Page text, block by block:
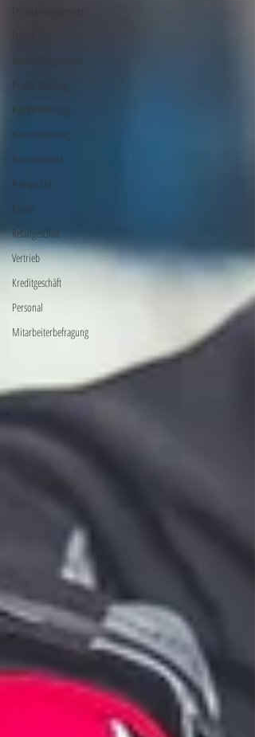
Immobiliengeschäft
Private Banking
Kundenbidnung
Kundenbindung
Kontomodelle
Preispolitik
Kosten
Retailgeschäft
Vertrieb
Kreditgeschäft
Personal
Mitarbeiterbefragung